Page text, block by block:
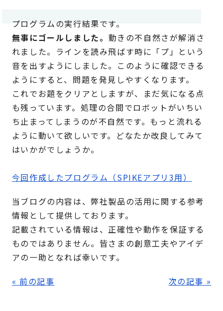
プログラムの実行結果です。
無事にゴールしました。 動きの不自然さが解消さ
れました。ラインを読み飛ばす時に「プ」という
音を出すようにしました。このように確認できる
ようにすると、問題を発見しやすくなります。
これでお題をクリアとしますが、まだ気になる点
も残っています。処理の合間でロボットがいちい
ち止まってしまうのが不自然です。もっと流れる
ように動いて欲しいです。どなたか改良してみて
はいかがでしょうか。
今回作成したプログラム（SPIKEアプリ3用）
当ブログの内容は、弊社製品の活用に関する参考
情報として提供しております。
記載されている情報は、正確性や動作を保証する
ものではありません。皆さまの創意工夫やアイデ
アの一助となれば幸いです。
« 前の記事
次の記事 »